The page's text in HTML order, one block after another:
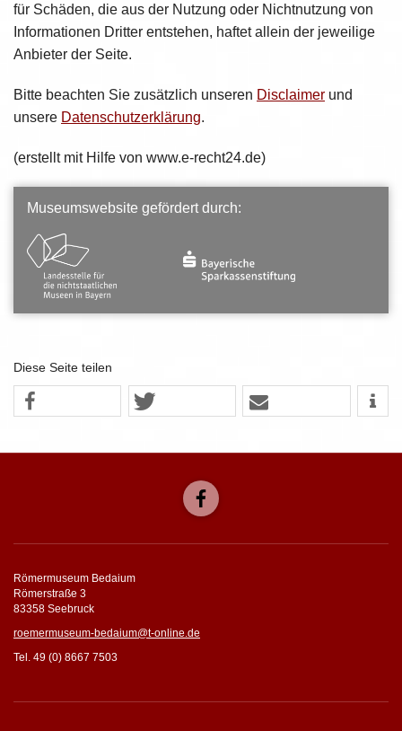
für Schäden, die aus der Nutzung oder Nichtnutzung von
Informationen Dritter entstehen, haftet allein der jeweilige
Anbieter der Seite.
Bitte beachten Sie zusätzlich unseren Disclaimer und
unsere Datenschutzerklärung.
(erstellt mit Hilfe von www.e-recht24.de)
Museumswebsite gefördert durch:
Diese Seite teilen
Römermuseum Bedaium
Römerstraße 3
83358 Seebruck
roemermuseum-bedaium@t-online.de
Tel. 49 (0) 8667 7503